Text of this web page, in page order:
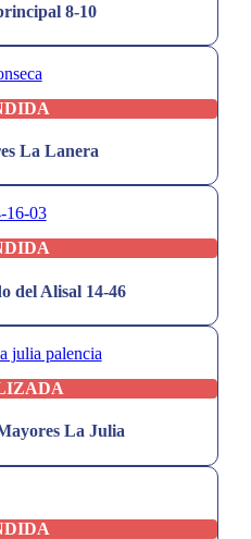
8-10
La Lanera
del Alisal 14-46
La Julia